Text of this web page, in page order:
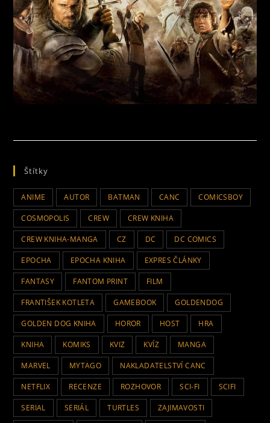
Štítky
ANIME AUTOR BATMAN CANC COMICSBOY
COSMOPOLIS CREW CREW KNIHA
CREW KNIHA-MANGA CZ DC DC COMICS
EPOCHA EPOCHA KNIHA EXPRES ČLÁNKY
FANTASY FANTOM PRINT FILM
FRANTIŠEK KOTLETA GAMEBOOK GOLDENDOG
GOLDEN DOG KNIHA HOROR HOST HRA
KNIHA KOMIKS KVIZ KVÍZ MANGA
MARVEL MYTAGO NAKLADATELSTVÍ CANC
NETFLIX RECENZE ROZHOVOR SCI-FI SCIFI
SERIAL SERIÁL TURTLES ZAJIMAVOSTI